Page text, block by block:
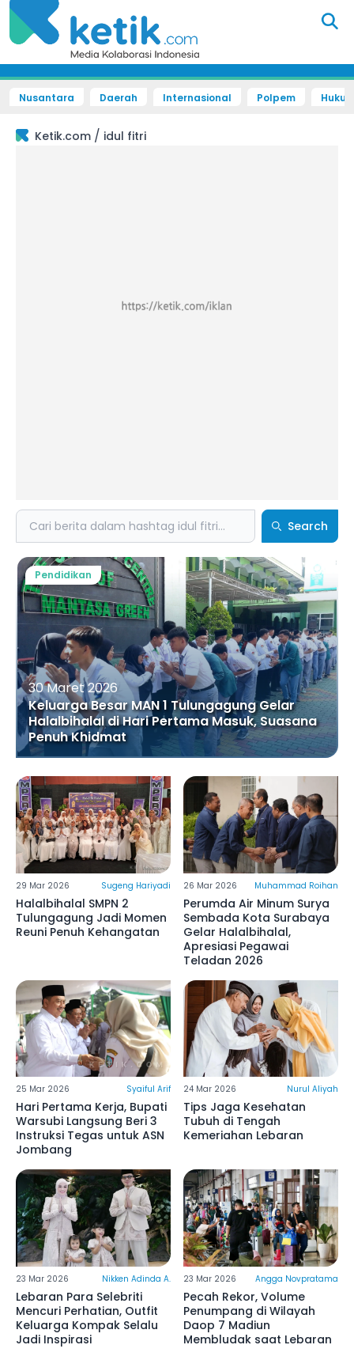
/
Search
30 Maret 2026
Keluarga Besar MAN 1 Tulungagung Gelar
Halalbihalal di Hari Pertama Masuk, Suasana
Penuh Khidmat
Pendidikan
29 Mar 2026 Sugeng Hariyadi
Halalbihalal SMPN 2
Tulungagung Jadi Momen
Reuni Penuh Kehangatan
26 Mar 2026 Muhammad Roihan
Perumda Air Minum Surya
Sembada Kota Surabaya
Gelar Halalbihalal,
Apresiasi Pegawai
25 Mar 2026 Syaiful Arif
Hari Pertama Kerja, Bupati
Warsubi Langsung Beri 3
Instruksi Tegas untuk ASN
Jombang
24 Mar 2026 Nurul Aliyah
Tips Jaga Kesehatan
Tubuh di Tengah
23 Mar 2026 Nikken Adinda A.
Lebaran Para Selebriti
Mencuri Perhatian, Outfit
Keluarga Kompak Selalu
Jadi Inspirasi
23 Mar 2026 Angga Novpratama
Pecah Rekor, Volume
Penumpang di Wilayah
Daop 7 Madiun